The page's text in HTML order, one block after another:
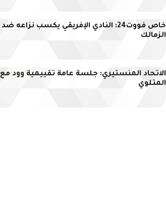
خاص فووت24: النادي الإفريقي يكسب نزاعه ضد
الزمالك
الاتحاد المنستيري: جلسة عامة تقييمية وود مع
المتلوي